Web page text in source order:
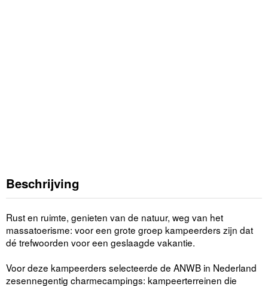
Beschrijving
Rust en ruimte, genieten van de natuur, weg van het
massatoerisme: voor een grote groep kampeerders zijn dat
dé trefwoorden voor een geslaagde vakantie.
Voor deze kampeerders selecteerde de ANWB in Nederland
zesennegentig charmecampings: kampeerterreinen die